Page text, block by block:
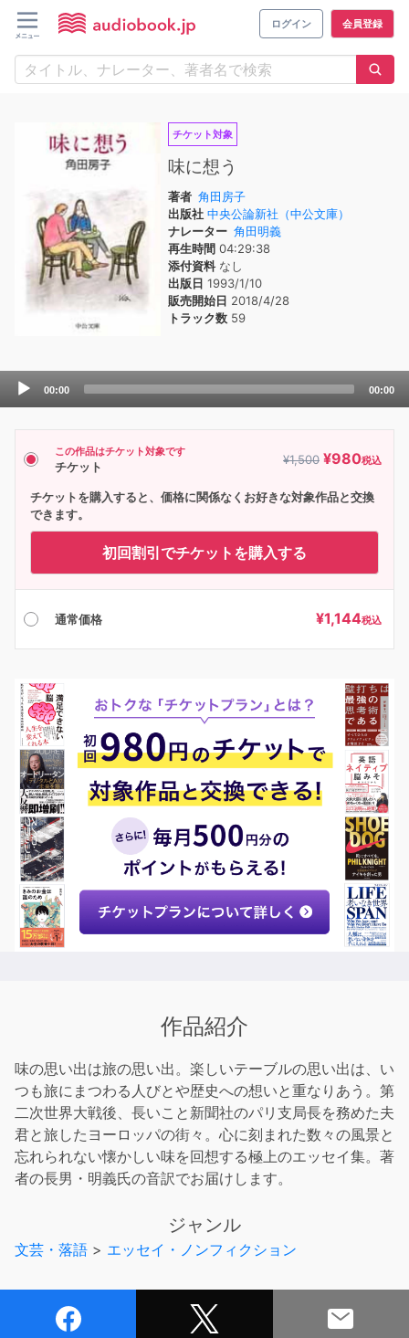
ログイン 会員登録
チケット対象
味に想う
著者 角田房子
出版社 中央公論新社（中公文庫）
ナレーター 角田明義
再生時間 04:29:38
添付資料なし
出版日 1993/1/10
販売開始日 2018/4/28
トラック数 59
Audio
Player
00:00 00:00
この作品はチケット対象です
チケット ¥1,500 ¥980税込
チケットを購入すると、価格に関係なくお好きな対象作品と交換
できます。
初回割引でチケットを購入する
通常価格 ¥1,144税込
作品紹介
味の思い出は旅の思い出。楽しいテーブルの思い出は、い
つも旅にまつわる人びとや歴史への想いと重なりあう。第
二次世界大戦後、長いこと新聞社のパリ支局長を務めた夫
君と旅したヨーロッパの街々。心に刻まれた数々の風景と
忘れられない懐かしい味を回想する極上のエッセイ集。著
者の長男・明義氏の音訳でお届けします。
ジャンル
文芸・落語 > エッセイ・ノンフィクション